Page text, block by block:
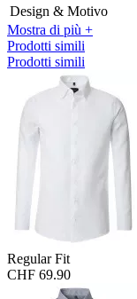
Design & Motivo
Mostra di più +
Prodotti simili
Prodotti simili
Regular Fit
CHF 69.90